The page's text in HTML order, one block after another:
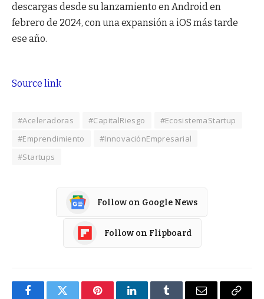
descargas desde su lanzamiento en Android en
febrero de 2024, con una expansión a iOS más tarde
ese año.
Source link
#Aceleradoras #CapitalRiesgo
#EcosistemaStartup
#Emprendimiento
#InnovaciónEmpresarial
#Startups
Follow on Google News
Follow on Flipboard